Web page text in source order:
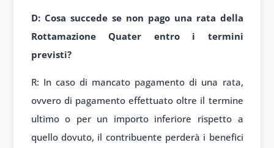
D: Cosa succede se non pago una rata della
Rottamazione Quater entro i termini
previsti?
R: In caso di mancato pagamento di una rata,
ovvero di pagamento effettuato oltre il termine
ultimo o per un importo inferiore rispetto a
quello dovuto, il contribuente perderà i benefici